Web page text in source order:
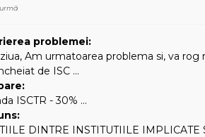
problemei:
Am urmatoarea problema si, va
de ISC ...
ISCTR - 30% ...
DINTRE INSTITUTIILE